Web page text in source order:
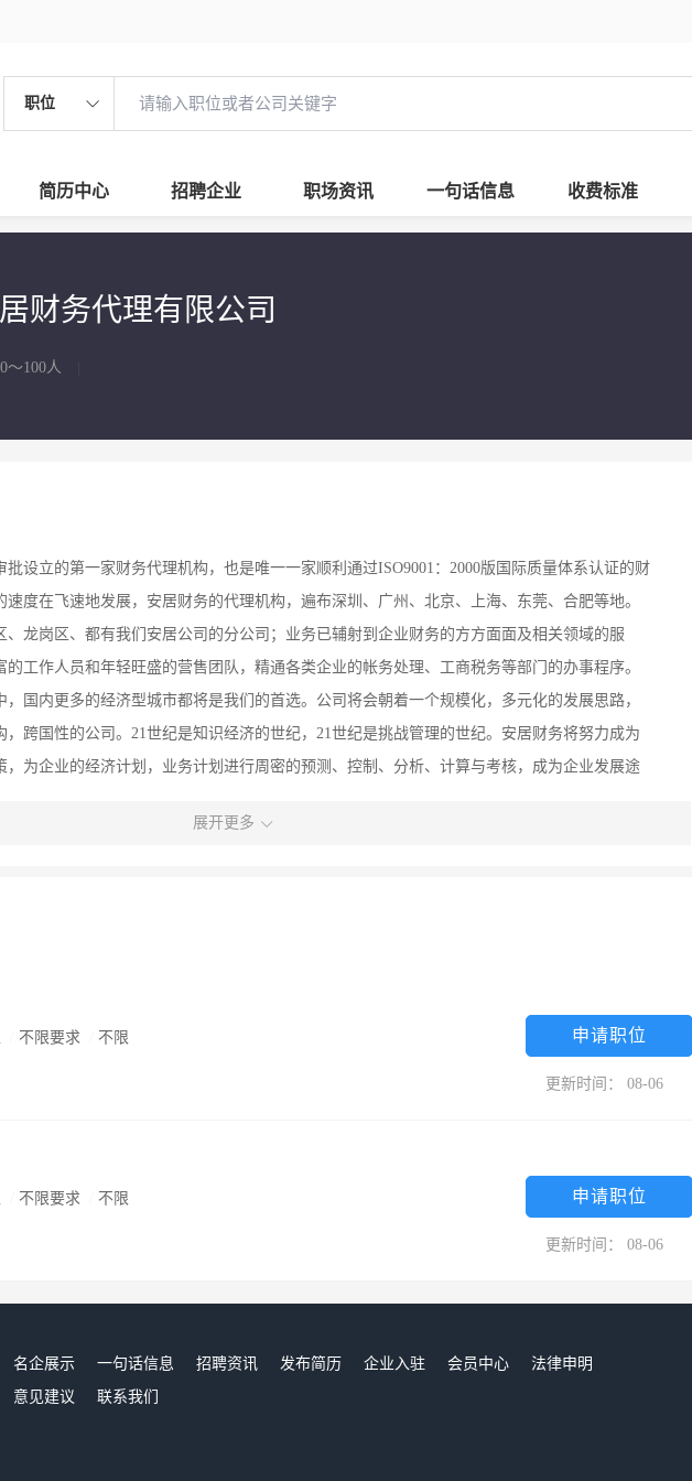
职位
简历中心 招聘企业 职场资讯 一句话信息 收费标准
财务代理有限公司
～100人
批设立的第一家财务代理机构，也是唯一一家顺利通过ISO9001：2000版国际质量体系认证的财
度在飞速地发展，安居财务的代理机构，遍布深圳、广州、北京、上海、东莞、合肥等地。
龙岗区、都有我们安居公司的分公司；业务已辅射到企业财务的方方面面及相关领域的服
工作人员和年轻旺盛的营售团队，精通各类企业的帐务处理、工商税务等部门的办事程序。
国内更多的经济型城市都将是我们的首选。公司将会朝着一个规模化，多元化的发展思路，
跨国性的公司。21世纪是知识经济的世纪，21世纪是挑战管理的世纪。安居财务将努力成为
，为企业的经济计划，业务计划进行周密的预测、控制、分析、计算与考核，成为企业发展途
负责任,了解相关信息,为了让你最快得到本公司的回复。你可以联系我们的工作人员。联系
展开更多
不限要求 不限 申请职位
更新时间： 08-06
不限要求 不限 申请职位
更新时间： 08-06
名企展示 一句话信息 招聘资讯 发布简历 企业入驻 会员中心
法律申明
意见建议 联系我们